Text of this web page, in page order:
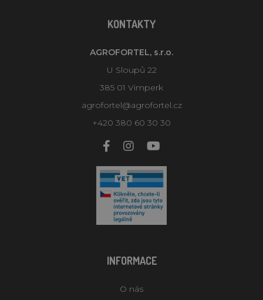
KONTAKTY
AGROFORTEL, s.r.o.
U Sloupů 22
385 01 Vimperk
agrofortel@agrofortel.cz
+420 380 60 30 30
INFORMACE
O nás